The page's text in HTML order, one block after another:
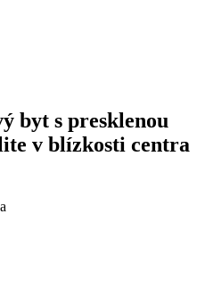
byt s presklenou
v blízkosti centra